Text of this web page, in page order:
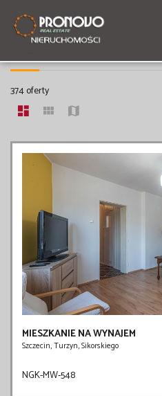
MIESZKANIA
374 oferty
MIESZKANIE NA WYNAJEM
Szczecin, Turzyn, Sikorskiego
NGK-MW-548